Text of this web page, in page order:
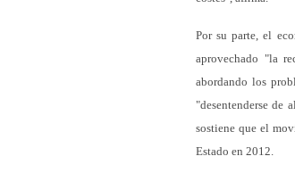
Por su parte, el
aprovechado "la
abordando los
"desentenderse de
sostiene que el
Estado en 2012.